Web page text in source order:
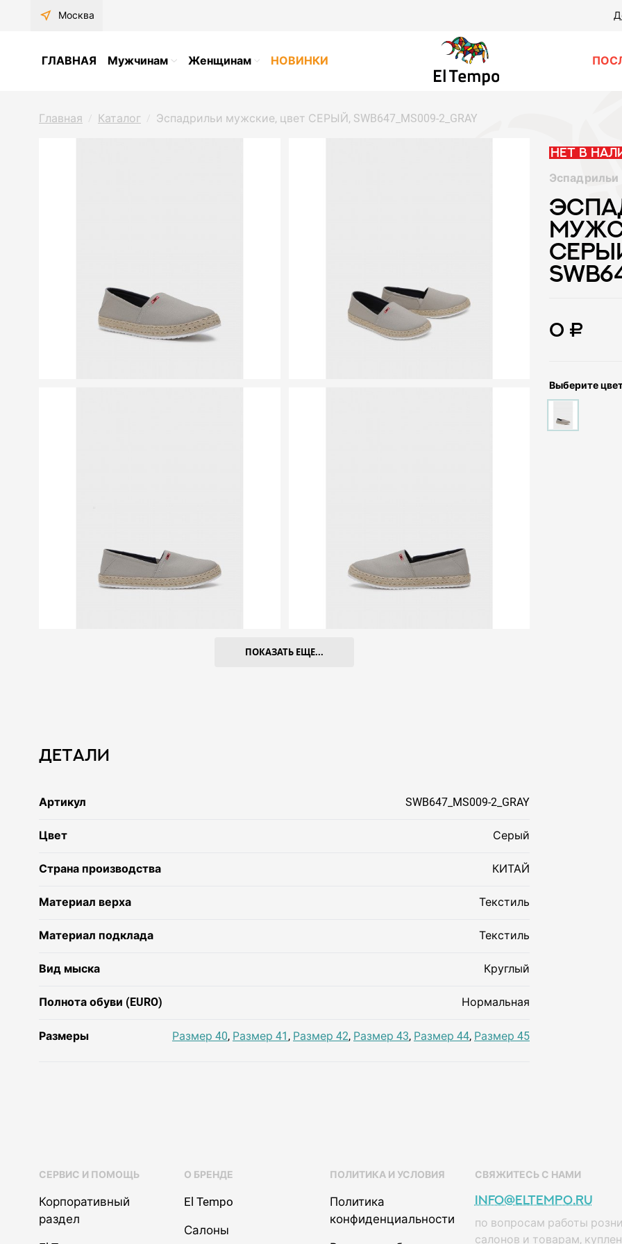
near_me Москва
ГЛАВНАЯ Мужчинам Женщинам НОВИНКИ
Главная Каталог Эспадрильи мужские, цвет СЕРЫЙ, SWB647_MS009-2_GRAY
ПОКАЗАТЬ ЕЩЕ...
Детали
Артикул SWB647_MS009-2_GRAY
Цвет Серый
Страна производства КИТАЙ
Материал верха Текстиль
Материал подклада Текстиль
Вид мыска Круглый
Полнота обуви (EURO) Нормальная
Размеры Размер 40, Размер 41 , Размер 42, Размер 43, Размер 44, Размер 45
Нет в
Эспадрильи
0 ₽
Выберите
СЕРВИС И ПОМОЩЬ
Корпоративный
раздел
О БРЕНДЕ
El Tempo
Салоны
ПОЛИТИКА И УСЛОВИЯ
Политика
конфиденциальности
СВЯЖИТЕСЬ С НАМИ
info@eltempo.ru
по вопросам работы
салонов и товарам,